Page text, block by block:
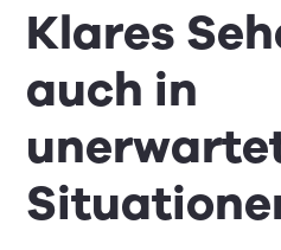
Klares
auch in